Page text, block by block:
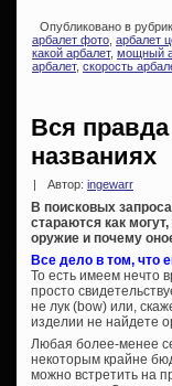
Опубликовано в
арбалет фото арбалет
какой арбалет, мощный
арбалет, скорость
Вся
названиях
| Автор: ingewarr
В поисковых
стараются как
оружие и почему
Все дело в том, что
То есть имеем нечто
просто
не лук (bow) или,
изделии не найдете
Любая более-менее
некоторым крайне
можно встретить на